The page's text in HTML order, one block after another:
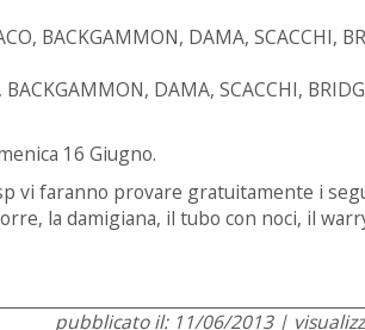
BACKGAMMON, DAMA, SCACCHI,
DAMA, SCACCHI,
16 Giugno.
vi faranno provare gratuitamente i
la damigiana, il tubo con noci, il
pubblicato il: 11/06/2013 |